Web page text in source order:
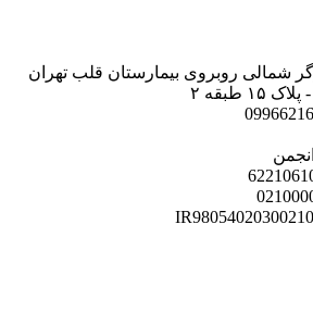
شمالی روبروی بیمارستان قلب تهران
۲